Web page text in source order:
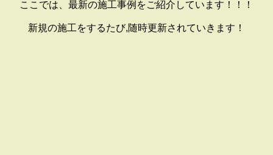
特殊外装工事
ここでは、最新の施工事例をご紹介しています！！！
新規の施工をするたび,随時更新されていきます！